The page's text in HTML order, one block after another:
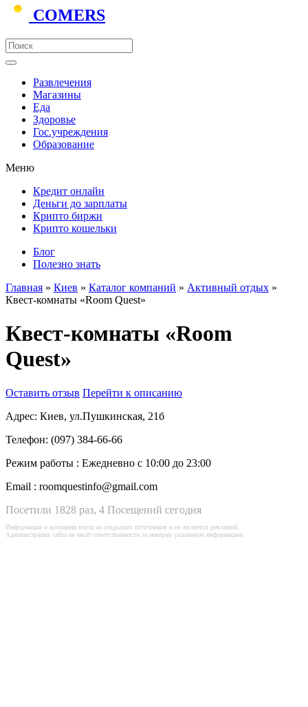
COMERS
Развлечения
Магазины
Еда
Здоровье
Гос.учреждения
Образование
Меню
Кредит онлайн
Деньги до зарплаты
Крипто биржи
Крипто кошельки
Блог
Полезно знать
Главная » Киев » Каталог компаний » Активный отдых »
Квест-комнаты «Room Quest»
Квест-комнаты «Room
Quest»
Оставить отзыв Перейти к описанию
Адрес: Киев, ул.Пушкинская, 21б
Телефон: (097) 384-66-66
Режим работы : Ежедневно с 10:00 до 23:00
Email : roomquestinfo@gmail.com
Посетили 1828 раз, 4 Посещений сегодня
Информация о компании взята из открытых источников и не является рекламой.
Администрация сайта не несёт ответственности за неверно указанную информацию.